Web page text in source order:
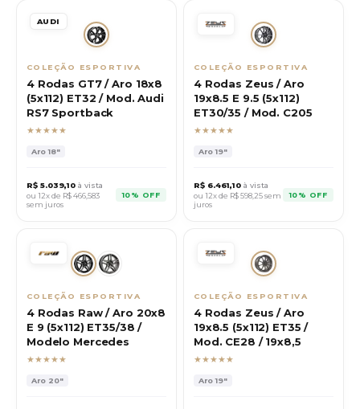
AUDI
COLEÇÃO ESPORTIVA
4 Rodas GT7 / Aro 18x8
(5x112) ET32 / Mod. Audi
RS7 Sportback
★★★★★
Aro18"
R$ 5.039,10 à vista
ou 12x de R$466,583
sem juros
10% OFF
COLEÇÃO ESPORTIVA
4 Rodas Zeus / Aro
19x8.5 E 9.5 (5x112)
ET30/35 / Mod. C205
★★★★★
Aro19"
R$ 6.461,10 à vista
ou 12x de R$598,25sem
juros
10% OFF
COLEÇÃO ESPORTIVA
4 Rodas Raw / Aro 20x8
E 9 (5x112) ET35/38 /
Modelo Mercedes
★★★★★
Aro 20"
COLEÇÃO ESPORTIVA
4 Rodas Zeus / Aro
19x8.5 (5x112) ET35 /
Mod. CE28 / 19x8,5
★★★★★
Aro19"